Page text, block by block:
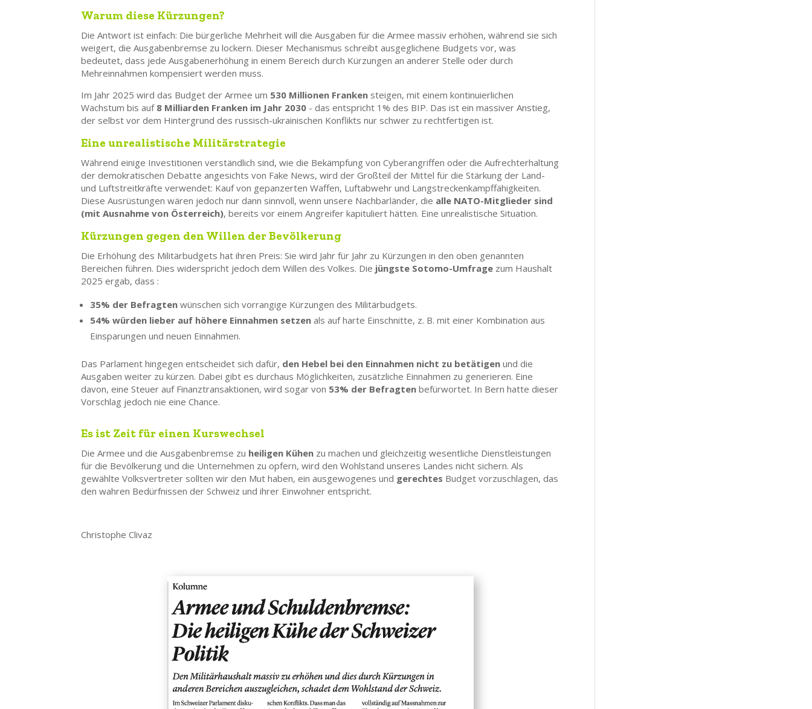
Warum diese Kürzungen?
Die Antwort ist einfach: Die bürgerliche Mehrheit will die Ausgaben für die Armee massiv erhöhen, während sie sich
weigert, die Ausgabenbremse zu lockern. Dieser Mechanismus schreibt ausgeglichene Budgets vor, was
bedeutet, dass jede Ausgabenerhöhung in einem Bereich durch Kürzungen an anderer Stelle oder durch
Mehreinnahmen kompensiert werden muss.
Im Jahr 2025 wird das Budget der Armee um 530 Millionen Franken steigen, mit einem kontinuierlichen
Wachstum bis auf 8 Milliarden Franken im Jahr 2030 - das entspricht 1% des BIP. Das ist ein massiver Anstieg,
der selbst vor dem Hintergrund des russisch-ukrainischen Konflikts nur schwer zu rechtfertigen ist.
Eine unrealistische Militärstrategie
Während einige Investitionen verständlich sind, wie die Bekämpfung von Cyberangriffen oder die Aufrechterhaltung
der demokratischen Debatte angesichts von Fake News, wird der Großteil der Mittel für die Stärkung der Land-
und Luftstreitkräfte verwendet: Kauf von gepanzerten Waffen, Luftabwehr und Langstreckenkampffähigkeiten.
Diese Ausrüstungen wären jedoch nur dann sinnvoll, wenn unsere Nachbarländer, die alle NATO-Mitglieder sind
(mit Ausnahme von Österreich), bereits vor einem Angreifer kapituliert hätten. Eine unrealistische Situation.
Kürzungen gegen den Willen der Bevölkerung
Die Erhöhung des Militärbudgets hat ihren Preis: Sie wird Jahr für Jahr zu Kürzungen in den oben genannten
Bereichen führen. Dies widerspricht jedoch dem Willen des Volkes. Die jüngste Sotomo-Umfrage zum Haushalt
2025 ergab, dass :
35% der Befragten wünschen sich vorrangige Kürzungen des Militärbudgets.
54% würden lieber auf höhere Einnahmen setzen als auf harte Einschnitte, z. B. mit einer Kombination aus
Einsparungen und neuen Einnahmen.
Das Parlament hingegen entscheidet sich dafür, den Hebel bei den Einnahmen nicht zu betätigen und die
Ausgaben weiter zu kürzen. Dabei gibt es durchaus Möglichkeiten, zusätzliche Einnahmen zu generieren. Eine
davon, eine Steuer auf Finanztransaktionen, wird sogar von 53% der Befragten befürwortet. In Bern hatte dieser
Vorschlag jedoch nie eine Chance.
Es ist Zeit für einen Kurswechsel
Die Armee und die Ausgabenbremse zu heiligen Kühen zu machen und gleichzeitig wesentliche Dienstleistungen
für die Bevölkerung und die Unternehmen zu opfern, wird den Wohlstand unseres Landes nicht sichern. Als
gewählte Volksvertreter sollten wir den Mut haben, ein ausgewogenes und gerechtes Budget vorzuschlagen, das
den wahren Bedürfnissen der Schweiz und ihrer Einwohner entspricht.
Christophe Clivaz